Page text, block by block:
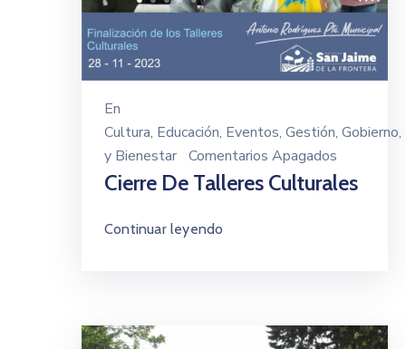
En
Cultura‚ Educación‚ Eventos‚ Gestión‚ Gobierno‚
y Bienestar Comentarios Apagados
Cierre De Talleres Culturales
Continuar leyendo